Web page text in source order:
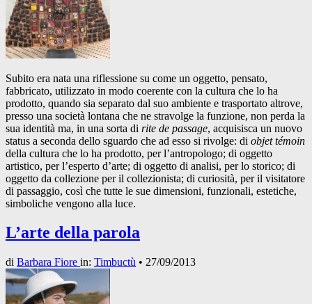
Subito era nata una riflessione su come un oggetto, pensato,
fabbricato, utilizzato in modo coerente con la cultura che lo ha
prodotto, quando sia separato dal suo ambiente e trasportato altrove,
presso una società lontana che ne stravolge la funzione, non perda la
sua identità ma, in una sorta di rite de passage, acquisisca un nuovo
status a seconda dello sguardo che ad esso si rivolge: di objet témoin
della cultura che lo ha prodotto, per l’antropologo; di oggetto
artistico, per l’esperto d’arte; di oggetto di analisi, per lo storico; di
oggetto da collezione per il collezionista; di curiosità, per il visitatore
di passaggio, così che tutte le sue dimensioni, funzionali, estetiche,
simboliche vengono alla luce.
L’arte della parola
di Barbara Fiore in: Timbuctù • 27/09/2013